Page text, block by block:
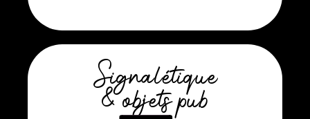
Signalétique
& objets pub